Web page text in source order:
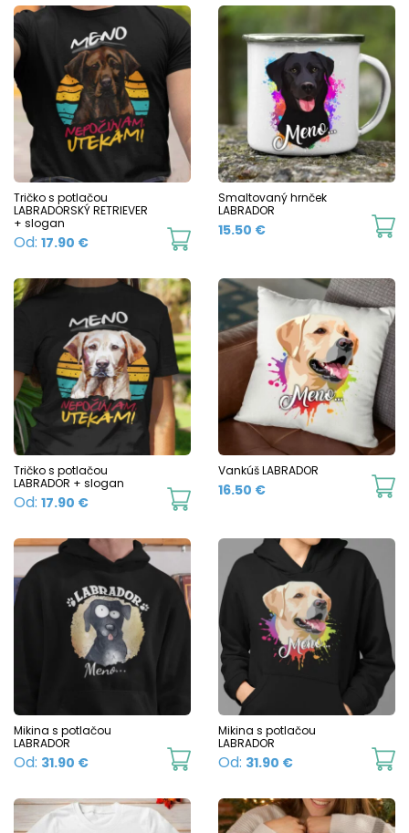
product
page
Tričko s potlačou
LABRADORSKÝ RETRIEVER
+ slogan
Od: 17.90 €
This
has
multiple
variants.
The
options
may
chosen
on
product
page
Smaltovaný hrnček
LABRADOR
15.50 €
Tričko s potlačou
LABRADOR + slogan
Od: 17.90 €
This
has
multiple
variants.
The
options
may
chosen
on
product
Vankúš LABRADOR
16.50 €
Mikina s potlačou
LABRADOR
Od: 31.90 €
This
has
Mikina s potlačou
LABRADOR
Od: 31.90 €